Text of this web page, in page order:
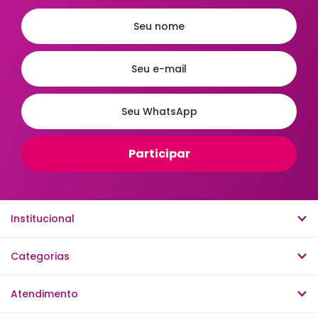
Mais Relevantes
Institucional
Categorias
Atendimento